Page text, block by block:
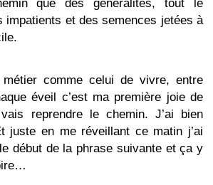
que des généralités, tout le
impatients et des semences jetées à
comme celui de vivre, entre
éveil c’est ma première joie de
reprendre le chemin. J’ai bien
juste en me réveillant ce matin j’ai
début de la phrase suivante et ça y